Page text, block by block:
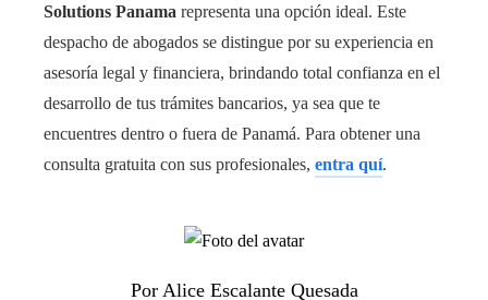
Solutions Panama representa una opción ideal. Este
despacho de abogados se distingue por su experiencia en
asesoría legal y financiera, brindando total confianza en el
desarrollo de tus trámites bancarios, ya sea que te
encuentres dentro o fuera de Panamá. Para obtener una
consulta gratuita con sus profesionales, entra quí.
Por Alice Escalante Quesada